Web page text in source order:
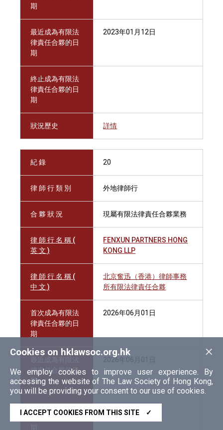
期
最近成為有限法
律責任合夥的日
期
2023年01月12日
終止成為有限法
律責任合夥的日
期
狀況歷史 詳情
紀 錄 20
律 師 行 類 別 外地律師行
合 夥 狀 況 現屬有限法律責任合夥業務
律 師 行 名 稱 (
英 文 )
FENXUN PARTNERS HONG
KONG LLP
律 師 行 名 稱 (
中 文 )
北京奮迅（香港）律師事務
所有限法律責任合夥
首次成為有限法
律責任合夥的日
期
2026年06月01日
律責任合夥的日
期
2026年06月01日
律責任合夥的日
×
Cookies on hklawsoc.org.hk
We employ cookies to improve user experience. By
accessing the website of The Law Society of Hong Kong,
you will be providing your consent to our use of cookies.
I ACCEPT COOKIES FROM THIS SITE ✓